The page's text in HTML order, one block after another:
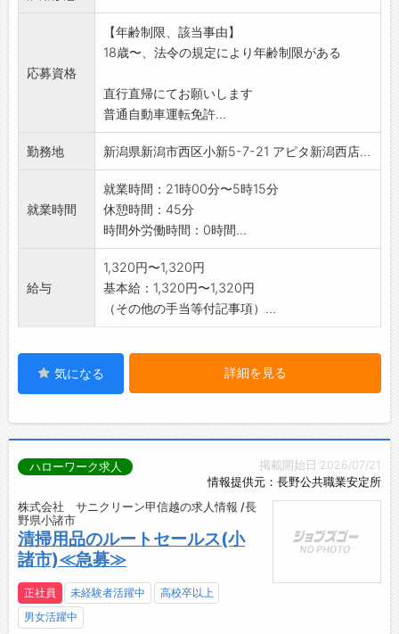
(月に9日勤務)
**2店舗を清掃していただきます。移動は自家
用車です
【業務内容変更:なし】
応募資格
【年齢制限、該当事由】
18歳〜、法令の規定により年齢制限がある
直行直帰にてお願いします
普通自動車運転免許...
勤務地 新潟県新潟市西区小新5-7-21 アピタ新潟西店...
就業時間
就業時間：21時00分〜5時15分
休憩時間：45分
時間外労働時間：0時間...
給与
1,320円〜1,320円
基本給：1,320円〜1,320円
（その他の手当等付記事項）...
気になる 詳細を見る
掲載開始日:2026/07/21
情報提供元：長野公共職業安定所
ハローワーク求人
株式会社 サニクリーン甲信越の求人情報 /長
野県小諸市
清掃用品のルートセールス(小
諸市)≪急募≫
正社員 未経験者活躍中
高校卒以上
男女活躍中